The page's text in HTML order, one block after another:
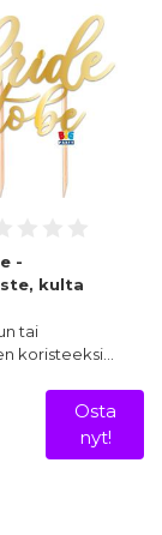
-
kulta
tai
koristeeksi…
Osta
nyt!